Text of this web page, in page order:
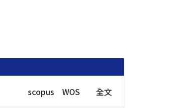
scopus WOS 全文